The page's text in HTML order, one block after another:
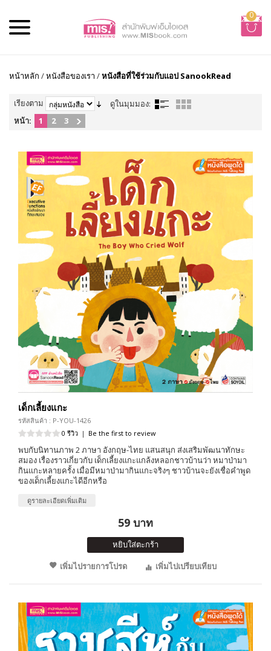
0
หน้าหลัก /หนังสือของเรา /หนังสือที่ใช้ร่วมกับแอป SanookRead
เรียงตาม
ดูในมุมมอง:
หน้า:
1 2 3
เด็กเลี้ยงแกะ
รหัสสินค้า : P-YOU-1426
0 รีวิว | Be the first to review
พบกับนิทานภาพ 2 ภาษา อังกฤษ-ไทย แสนสนุก ส่งเสริมพัฒนาทักษะ
สมอง เรื่องราวเกี่ยวกับ เด็กเลี้ยงแกะแกล้งหลอกชาวบ้านว่า หมาป่ามา
กินแกะหลายครั้ง เมื่อมีหมาป่ามากินแกะจริงๆ ชาวบ้านจะยังเชื่อคำพูด
ของเด็กเลี้ยงแกะไดีอีกหรือ
ดูรายละเอียดเพิ่มเติม
59 บาท
หยิบใส่ตะกร้า
เพิ่มไปรายการโปรด
เพิ่มไปเปรียบเทียบ